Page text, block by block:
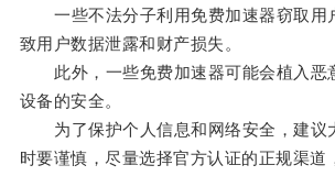
一些不法分子利用免费加速器窃取用
致用户数据泄露和财产损失。
此外，一些免费加速器可能会植入恶
设备的安全。
为了保护个人信息和网络安全，建议
时要谨慎，尽量选择官方认证的正规渠道